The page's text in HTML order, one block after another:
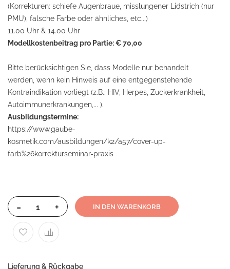
(Korrekturen: schiefe Augenbraue, misslungener Lidstrich (nur
PMU), falsche Farbe oder ähnliches, etc...)
11.00 Uhr & 14.00 Uhr
Modellkostenbeitrag pro Partie: € 70,00
Bitte berücksichtigen Sie, dass Modelle nur behandelt
werden, wenn kein Hinweis auf eine entgegenstehende
Kontraindikation vorliegt (z.B.: HIV, Herpes, Zuckerkrankheit,
Autoimmunerkrankungen,... ).
Ausbildungstermine:
https://www.gaube-
kosmetik.com/ausbildungen/k2/a57/cover-up-
farb%26korrekturseminar-praxis
- + IN DEN WARENKORB
Lieferung & Rückgabe